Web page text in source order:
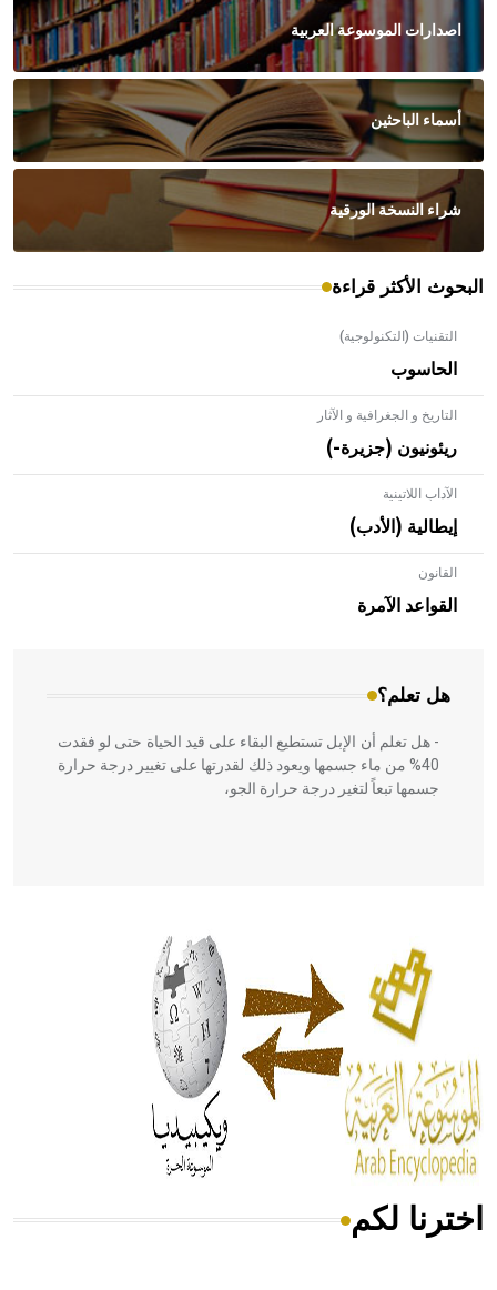
اصدارات الموسوعة العربية
أسماء الباحثين
شراء النسخة الورقية
البحوث الأكثر قراءة
التقنيات (التكنولوجية)
الحاسوب
التاريخ و الجغرافية و الآثار
ريئونيون (جزيرة-)
الآداب اللاتينية
إيطالية (الأدب)
القانون
القواعد الآمرة
هل تعلم؟
- هل تعلم أن الأبلق نوع من الفنون الهندسية التي ارتبطت
بالعمارة الإسلامية في بلاد الشام ومصر خاصة، حيث يحرص
المعمار على بناء مداميكه وخاصة في الواجهات
- هل تعلم أن الإبل تستطيع البقاء على قيد الحياة حتى لو فقدت
40% من ماء جسمها ويعود ذلك لقدرتها على تغيير درجة حرارة
جسمها تبعاً لتغير درجة حرارة الجو،
الحكم، الأدلة، تنظيم التغذية، ورسالته في جروح الرأس. ويعود
له الفضل بأنه حرر الطب من الدين والفلسفة.
- هل تعلم أن المرجان إفراز حيواني يتكون في البحر ويتركب
من مادة كربونات الكلسيوم، وهو أحمر أو شديد الحمرة وهو
أجود أنواعه، ويمتاز بكبر الحجم ويسمى الش
هل تعلم أن الأبسيد كلمة فرنسية اللفظ تم اعتمادها مصطلحاً
اخترنا لكم